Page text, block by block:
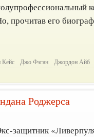
прочитав его
Джо Фэган Джордон Айб
Роджерса
защитник